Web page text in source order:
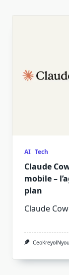
AI Tech
Claude
mobile –
plan
Claude